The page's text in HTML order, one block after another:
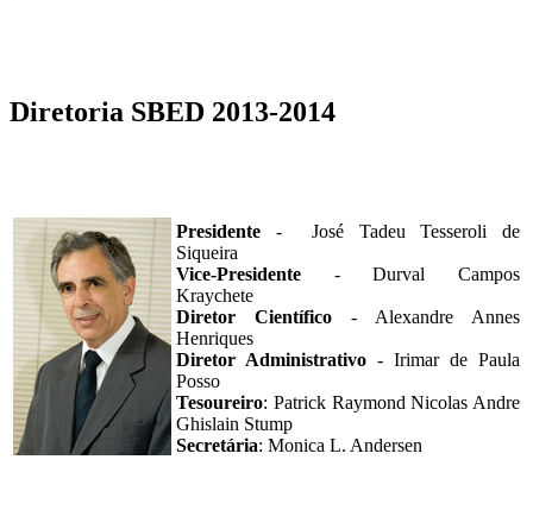
Diretoria SBED 2013-2014
Presidente - José Tadeu Tesseroli de
Siqueira
Vice-Presidente - Durval Campos
Kraychete
Diretor Científico - Alexandre Annes
Henriques
Diretor Administrativo - Irimar de Paula
Posso
Tesoureiro: Patrick Raymond Nicolas Andre
Ghislain Stump
Secretária: Monica L. Andersen